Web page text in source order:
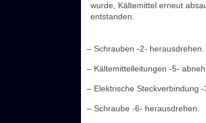
wurde, Kältemittel erneut
entstanden.
– Schrauben -2- herausdrehen.
– Kältemittelleitungen -5-
– Elektrische Steckverbindung -
– Schraube -6- herausdrehen.